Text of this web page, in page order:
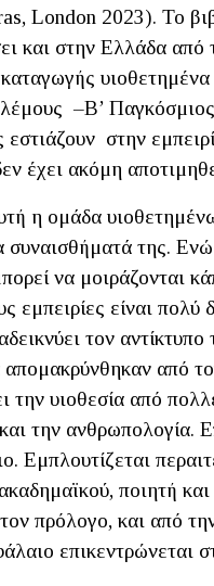
London 2023). To
και στην Ελλάδα από
–Β’
στην
έχει ακόμη
η ομάδα
συναισθήματά της.
να μοιράζονται
εμπειρίες είναι
τον
απομακρύνθηκαν από
την υιοθεσία από
την ανθρωπολογία.
Εμπλουτίζεται
ποιητή
πρόλογο, και από
επικεντρώνεται